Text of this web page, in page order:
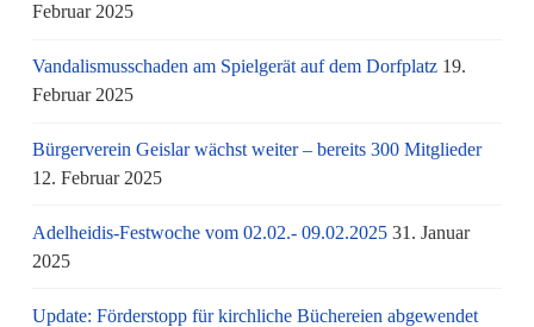
Februar 2025
Vandalismusschaden am Spielgerät auf dem Dorfplatz 19.
Februar 2025
Bürgerverein Geislar wächst weiter – bereits 300 Mitglieder
12. Februar 2025
Adelheidis-Festwoche vom 02.02.- 09.02.2025 31. Januar
2025
Update: Förderstopp für kirchliche Büchereien abgewendet